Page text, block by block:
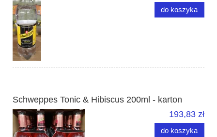
do koszyka
Schweppes Tonic & Hibiscus 200ml - karton
193,83 zł
do koszyka